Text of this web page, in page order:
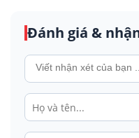
Đánh giá &